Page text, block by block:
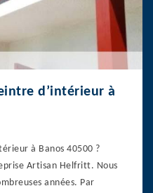
d’intérieur à
à Banos 40500 ?
Artisan Helfritt. Nous
années. Par